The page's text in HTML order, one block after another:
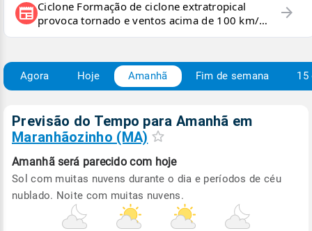
newspaper Ciclone Formação de ciclone extratropical
provoca tornado e ventos acima de 100 km/h
no RS
arrow_forward
Agora Hoje Amanhã Fim de semana 15
Previsão do Tempo para Amanhã em
Maranhãozinho (MA)
Amanhã será parecido com hoje
Sol com muitas nuvens durante o dia e períodos de céu
nublado. Noite com muitas nuvens.